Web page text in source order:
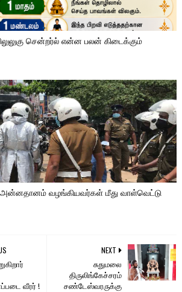
சென்றர்ல் என்ன பலன் கிடைக்கும்
வழங்கியவர்கள் மீது வாள்வெட்டு
NEXT
சுதுமலை
திருலிங்கேச்சரம்
சண்டேஸ்வரருக்கு
வீரர் !